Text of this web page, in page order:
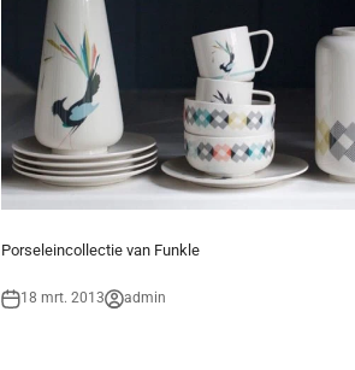
Porseleincollectie van Funkle
18 mrt. 2013 admin